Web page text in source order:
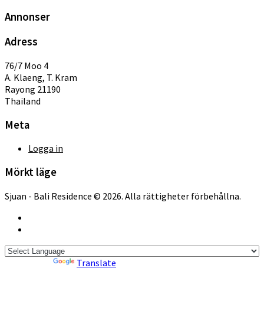
Annonser
Adress
76/7 Moo 4
A. Klaeng, T. Kram
Rayong 21190
Thailand
Meta
Logga in
Mörkt läge
Sjuan - Bali Residence © 2026. Alla rättigheter förbehållna.
Translate